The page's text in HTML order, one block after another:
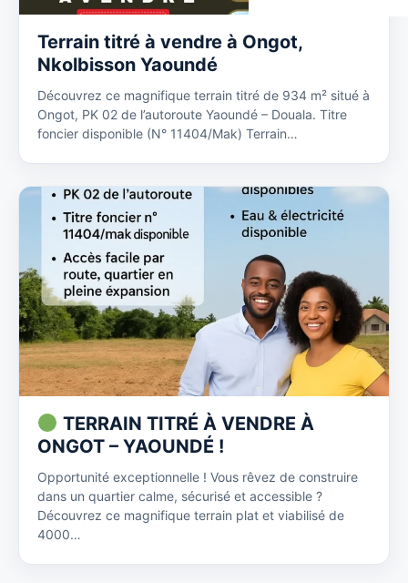
Terrain titré à vendre à Ongot,
Nkolbisson Yaoundé
Découvrez ce magnifique terrain titré de 934 m² situé à
Ongot, PK 02 de l’autoroute Yaoundé – Douala. Titre
foncier disponible (N° 11404/Mak) Terrain…
TERRAIN TITRÉ À VENDRE À
ONGOT – YAOUNDÉ !
Opportunité exceptionnelle ! Vous rêvez de construire
dans un quartier calme, sécurisé et accessible ?
Découvrez ce magnifique terrain plat et viabilisé de
4000…